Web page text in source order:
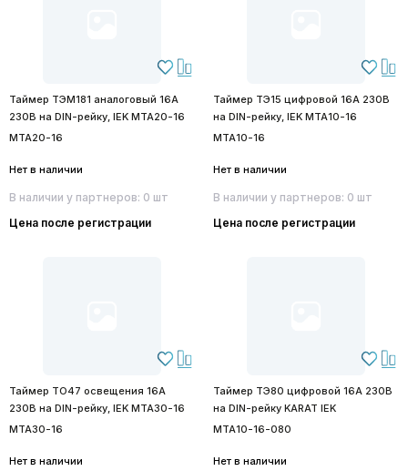
Таймер ТЭМ181 аналоговый 16А
230В на DIN-рейку, IEK MTA20-16
MTA20-16
Нет в наличии
В наличии у партнеров: 0 шт
Цена после регистрации
Таймер ТЭ15 цифровой 16А 230В
на DIN-рейку, IEK MTA10-16
MTA10-16
Нет в наличии
В наличии у партнеров: 0 шт
Цена после регистрации
Таймер ТО47 освещения 16А
230В на DIN-рейку, IEK MTA30-16
MTA30-16
Нет в наличии
Таймер ТЭ80 цифровой 16А 230В
на DIN-рейку KARAT IEK
MTA10-16-080
Нет в наличии